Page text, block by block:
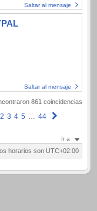
Saltar al mensaje
Saltar al mensaje
861 coincidencias
2 3 4 5 44
Ir a
horarios son UTC+02:00